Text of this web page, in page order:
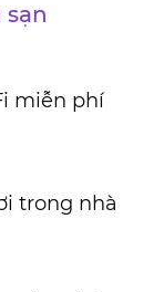
miễn phí
trong nhà